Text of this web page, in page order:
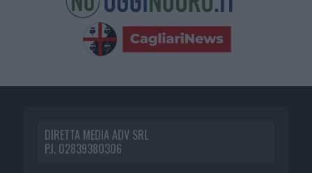
DIRETTA MEDIA ADV SRL
P.I. 02839380306